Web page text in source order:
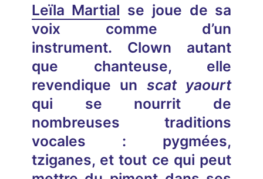
Leïla Martial se joue de sa
voix comme d’un
instrument. Clown autant
que chanteuse, elle
revendique un scat yaourt
qui se nourrit de
nombreuses traditions
vocales : pygmées,
tziganes, et tout ce qui peut